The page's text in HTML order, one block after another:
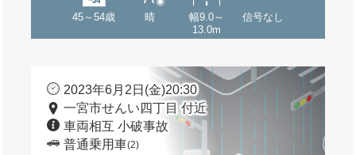
45～54歳 晴
幅9.0～
13.0m
信号なし
2023年6月2日(金)20:30
一宮市せんい四丁目 付近
車両相互 小破事故
普通乗用車(2)